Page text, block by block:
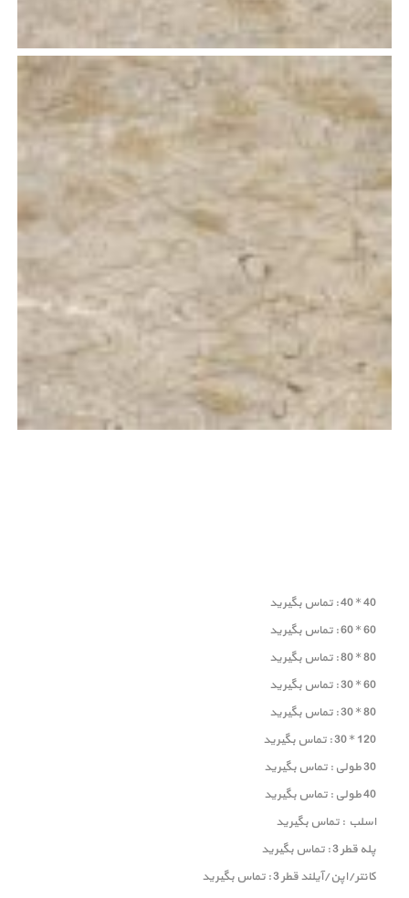
40 * 40 : تماس بگیرید
60 * 60 : تماس بگیرید
80 * 80 : تماس بگیرید
60 * 30 : تماس بگیرید
80 * 30 : تماس بگیرید
120 * 30 : تماس بگیرید
30 طولی : تماس بگیرید
40 طولی : تماس بگیرید
اسلب : تماس بگیرید
پله قطر 3 : تماس بگیرید
کانتر/اپن/آیلند قطر 3 : تماس بگیرید